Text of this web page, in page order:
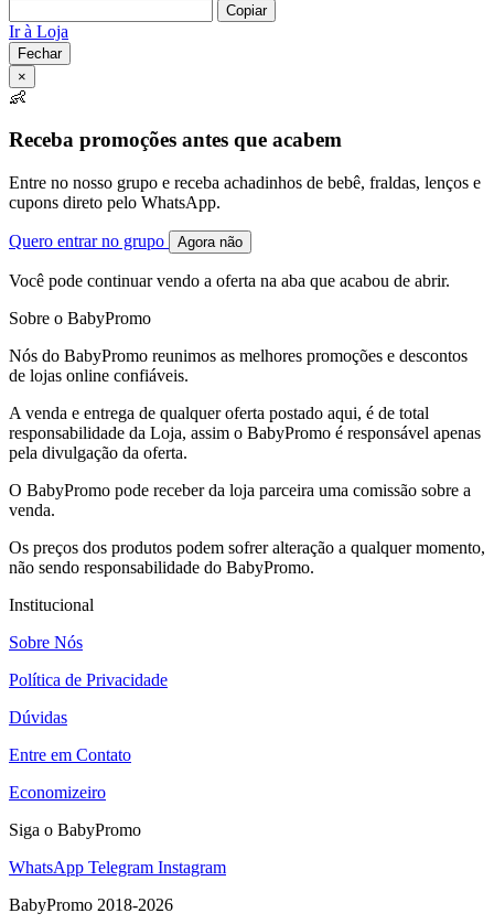
Copiar
Ir à Loja
Fechar
×
👶
Receba promoções antes que acabem
Entre no nosso grupo e receba achadinhos de bebê, fraldas, lenços e
cupons direto pelo WhatsApp.
Quero entrar no grupo Agora não
Você pode continuar vendo a oferta na aba que acabou de abrir.
Sobre o BabyPromo
Nós do BabyPromo reunimos as melhores promoções e descontos
de lojas online confiáveis.
A venda e entrega de qualquer oferta postado aqui, é de total
responsabilidade da Loja, assim o BabyPromo é responsável apenas
pela divulgação da oferta.
O BabyPromo pode receber da loja parceira uma comissão sobre a
venda.
Os preços dos produtos podem sofrer alteração a qualquer momento,
não sendo responsabilidade do BabyPromo.
Institucional
Sobre Nós
Política de Privacidade
Dúvidas
Entre em Contato
Economizeiro
Siga o BabyPromo
WhatsApp Telegram Instagram
BabyPromo 2018-2026